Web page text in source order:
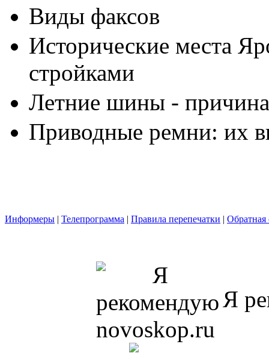
Виды факсов
Исторические места
стройками
Летние шины -
Приводные ремни: их
Информеры | Телепрограмма | Правила перепечатки | Обратная
Я